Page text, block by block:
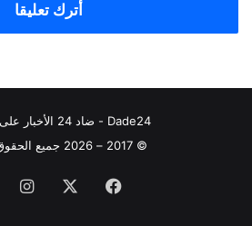
أترك تعليقا
Dade24 - ضاد 24 الأخبار على مدار اليوم
© 2017 – 2026 جميع الحقوق محفوظة
فيسبوك